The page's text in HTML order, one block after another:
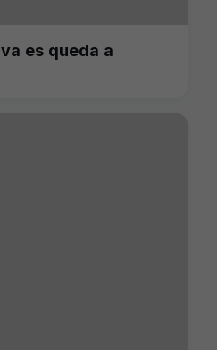
es queda a